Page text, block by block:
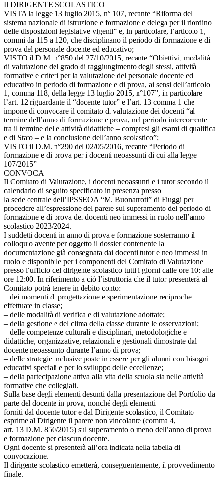
Il DIRIGENTE SCOLASTICO
VISTA la legge 13 luglio 2015, n° 107, recante “Riforma del
sistema nazionale di istruzione e formazione e delega per il riordino
delle disposizioni legislative vigenti” e, in particolare, l’articolo 1,
commi da 115 a 120, che disciplinano il periodo di formazione e di
prova del personale docente ed educativo;
VISTO il D.M. n°850 del 27/10/2015, recante “Obiettivi, modalità
di valutazione del grado di raggiungimento degli stessi, attività
formative e criteri per la valutazione del personale docente ed
educativo in periodo di formazione e di prova, ai sensi dell’articolo
1, comma 118, della legge 13 luglio 2015, n°107”, in particolare
l’art. 12 riguardante il “docente tutor” e l’art. 13 comma 1 che
impone di convocare il comitato di valutazione dei docenti “al
termine dell’anno di formazione e prova, nel periodo intercorrente
tra il termine delle attività didattiche – compresi gli esami di qualifica
e di Stato – e la conclusione dell’anno scolastico”;
VISTO il D.M. n°290 del 02/05/2016, recante “Periodo di
formazione e di prova per i docenti neoassunti di cui alla legge
107/2015”
CONVOCA
Il Comitato di Valutazione, i docenti neoassunti e i tutor secondo il
calendario di seguito specificato in presenza presso
la sede centrale dell’IPSSEOA “M. Buonarroti” di Fiuggi per
procedere all’espressione del parere sul superamento del periodo di
formazione e di prova dei docenti neo immessi in ruolo nell’anno
scolastico 2023/2024.
I suddetti docenti in anno di prova e formazione sosterranno il
colloquio avente per oggetto il dossier contenente la
documentazione già consegnata dai docenti tutor e neo immessi in
ruolo e disponibile per i componenti del Comitato di Valutazione
presso l’ufficio del dirigente scolastico tutti i giorni dalle ore 10: alle
ore 12:00. In riferimento a ciò l’istruttoria che il tutor presenterà al
Comitato potrà tenere in debito conto:
– dei momenti di progettazione e sperimentazione reciproche
effettuate in classe;
– delle modalità di verifica e di valutazione adottate;
– della gestione e del clima della classe durante le osservazioni;
– delle competenze culturali e disciplinari, metodologiche e
didattiche, organizzative, relazionali e gestionali dimostrate dal
docente neoassunto durante l’anno di prova;
– delle strategie inclusive poste in essere per gli alunni con bisogni
educativi speciali e per lo sviluppo delle eccellenze;
– della partecipazione attiva alla vita della scuola sia nelle attività
formative che collegiali.
Sulla base degli elementi desunti dalla presentazione del Portfolio da
parte del docente in prova, nonché degli elementi
forniti dal docente tutor e dal Dirigente scolastico, il Comitato
esprime al Dirigente il parere non vincolante (comma 4,
art. 13 D.M. 850/2015) sul superamento o meno dell’anno di prova
e formazione per ciascun docente.
Ogni docente si presenterà all’ora indicata nella tabella di
convocazione.
Il dirigente scolastico emetterà, conseguentemente, il provvedimento
finale.